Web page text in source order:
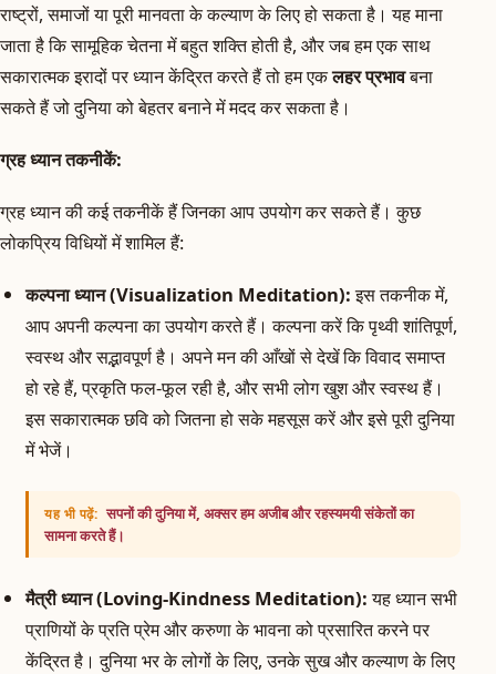
राष्ट्रों, समाजों या पूरी मानवता के कल्याण के लिए हो सकता है। यह माना
जाता है कि सामूहिक चेतना में बहुत शक्ति होती है, और जब हम एक साथ
सकारात्मक इरादों पर ध्यान केंद्रित करते हैं तो हम एकलहर प्रभावबना
सकते हैं जो दुनिया को बेहतर बनाने में मदद कर सकता है।
ग्रह ध्यान तकनीकें:
ग्रह ध्यान की कई तकनीकें हैं जिनका आप उपयोग कर सकते हैं। कुछ
लोकप्रिय विधियों में शामिल हैं:
कल्पना ध्यान (Visualization Meditation):इस तकनीक में,
आप अपनी कल्पना का उपयोग करते हैं। कल्पना करें कि पृथ्वी शांतिपूर्ण,
स्वस्थ और सद्भावपूर्ण है। अपने मन की आँखों से देखें कि विवाद समाप्त
हो रहे हैं, प्रकृति फल-फूल रही है, और सभी लोग खुश और स्वस्थ हैं।
इस सकारात्मक छवि को जितना हो सके महसूस करें और इसे पूरी दुनिया
में भेजें।
यह भी पढ़ें: सपनों की दुनिया में, अक्सर हम अजीब और रहस्यमयी संकेतों का
सामना करते हैं।
मैत्री ध्यान (Loving-Kindness Meditation):यह ध्यान सभी
प्राणियों के प्रति प्रेम और करुणा के भावना को प्रसारित करने पर
केंद्रित है। दुनिया भर के लोगों के लिए, उनके सुख और कल्याण के लिए